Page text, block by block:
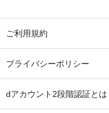
ご利用規約
プライバシーポリシー
dアカウント2段階認証とは